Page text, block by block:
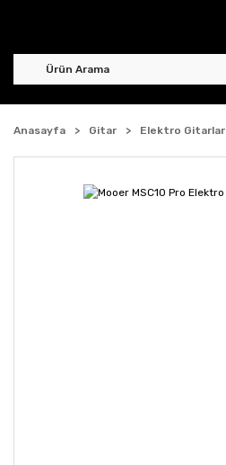
Anasayfa Gitar Elektro Gitarlar